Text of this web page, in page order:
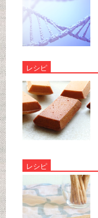
レシピ
レシピ